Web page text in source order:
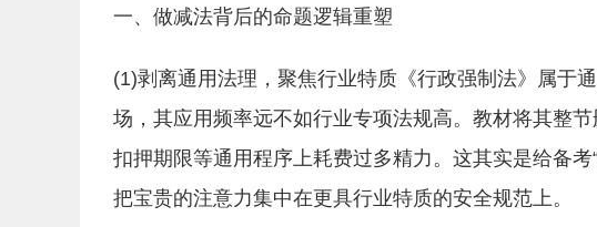
一、做减法背后的命题逻辑重塑
(1)剥离通用法理，聚焦行业特质《行政强制法》属于
场，其应用频率远不如行业专项法规高。教材将其整
扣押期限等通用程序上耗费过多精力。这其实是给备考
把宝贵的注意力集中在更具行业特质的安全规范上。